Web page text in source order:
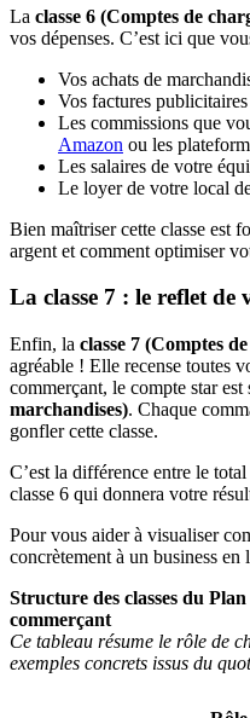
La classe 6 (Comptes de
vos dépenses. C’est ici que
Vos achats de
Vos factures publicitaires
Les commissions que
Amazon ou les
Les salaires de votre
Le loyer de votre local
Bien maîtriser cette classe est
argent et comment optimiser
La classe 7 : le reflet de
Enfin, la classe 7 (Comptes
agréable ! Elle recense toutes
commerçant, le compte star est
marchandises). Chaque
gonfler cette classe.
C’est la différence entre le
classe 6 qui donnera votre
Pour vous aider à visualiser
concrètement à un business
Structure des classes du
commerçant
Ce tableau résume le rôle de
exemples concrets issus du